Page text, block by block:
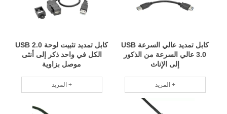
كابل تمديد تثبيت لوحة USB 2.0
الكل في واحد ذكر إلى أنثى
موصل بزاوية
المزيد +
كابل تمديد عالي السرعة USB
3.0 عالي السرعة من الذكور
إلى الإناث
المزيد +